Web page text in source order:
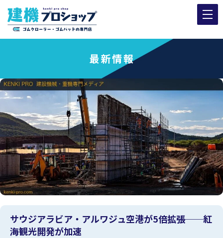
最新情報
サウジアラビア・アルワジュ空港が5倍拡張──紅
海観光開発が加速